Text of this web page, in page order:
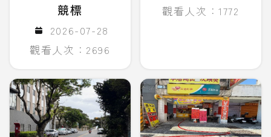
競標
2026-07-28
觀看人次：2696
觀看人次：1772